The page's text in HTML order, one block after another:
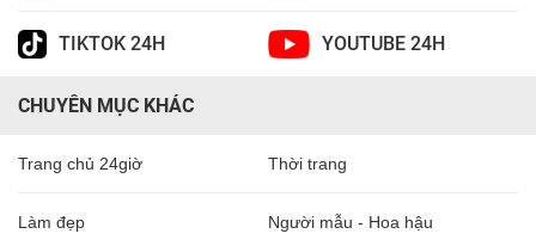
TIKTOK 24H YOUTUBE 24H
CHUYÊN MỤC KHÁC
Trang chủ 24giờ Thời trang
Làm đẹp Người mẫu - Hoa hậu